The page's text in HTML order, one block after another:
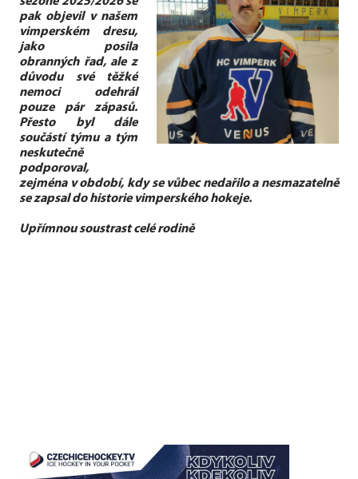
pak objevil v našem
vimperském dresu,
jako posila
obranných řad, ale z
důvodu své těžké
nemoci odehrál
pouze pár zápasů.
Přesto byl dále
součástí týmu a tým
neskutečně
podporoval,
zejména v období, kdy se vůbec nedařilo a nesmazatelně
se zapsal do historie vimperského hokeje.
Upřímnou soustrast celé rodině